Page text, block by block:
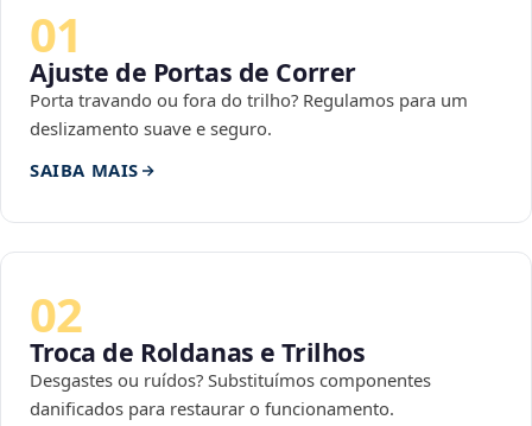
01
Ajuste de Portas de Correr
Porta travando ou fora do trilho? Regulamos para um
deslizamento suave e seguro.
SAIBA MAIS
02
Troca de Roldanas e Trilhos
Desgastes ou ruídos? Substituímos componentes
danificados para restaurar o funcionamento.